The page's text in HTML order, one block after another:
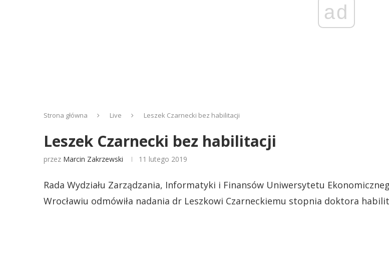
ad
Strona główna Live Leszek Czarnecki bez habilitacji
Leszek Czarnecki bez habilitacji
przez Marcin Zakrzewski 11 lutego 2019
Rada Wydziału Zarządzania, Informatyki i Finansów Uniwersytetu
Wrocławiu odmówiła nadania dr Leszkowi Czarneckiemu stopnia doktora